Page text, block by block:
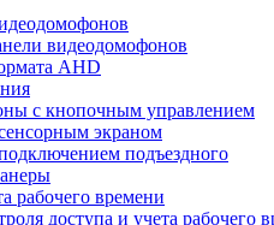
видеодомофонов
AHD
с кнопочным управлением
экраном
подъездного
рабочего времени
доступа и учета рабочего